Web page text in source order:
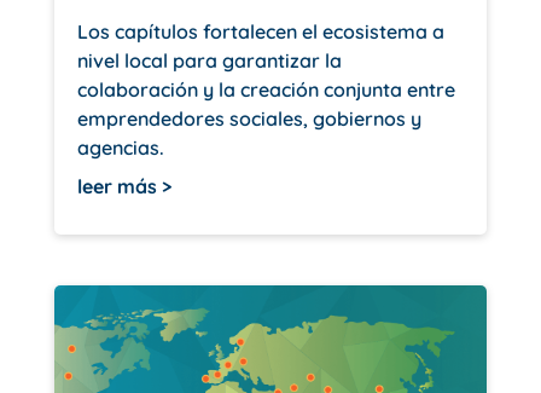
Los capítulos fortalecen el ecosistema a
nivel local para garantizar la
colaboración y la creación conjunta entre
emprendedores sociales, gobiernos y
agencias.
leer más